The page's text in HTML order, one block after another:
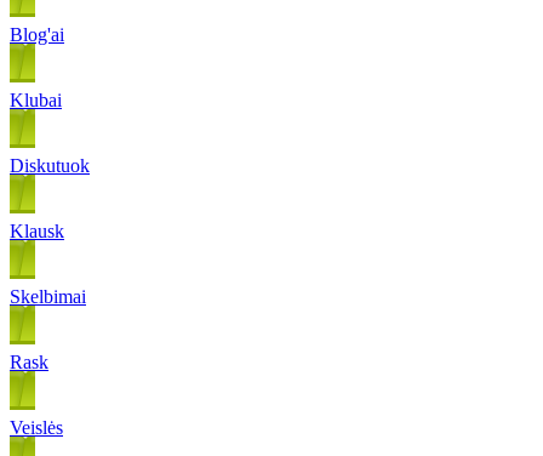
Blog'ai
Klubai
Diskutuok
Klausk
Skelbimai
Rask
Veislės